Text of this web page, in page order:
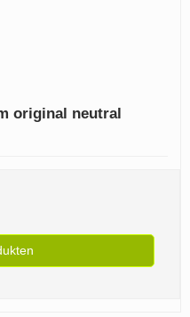
original neutral